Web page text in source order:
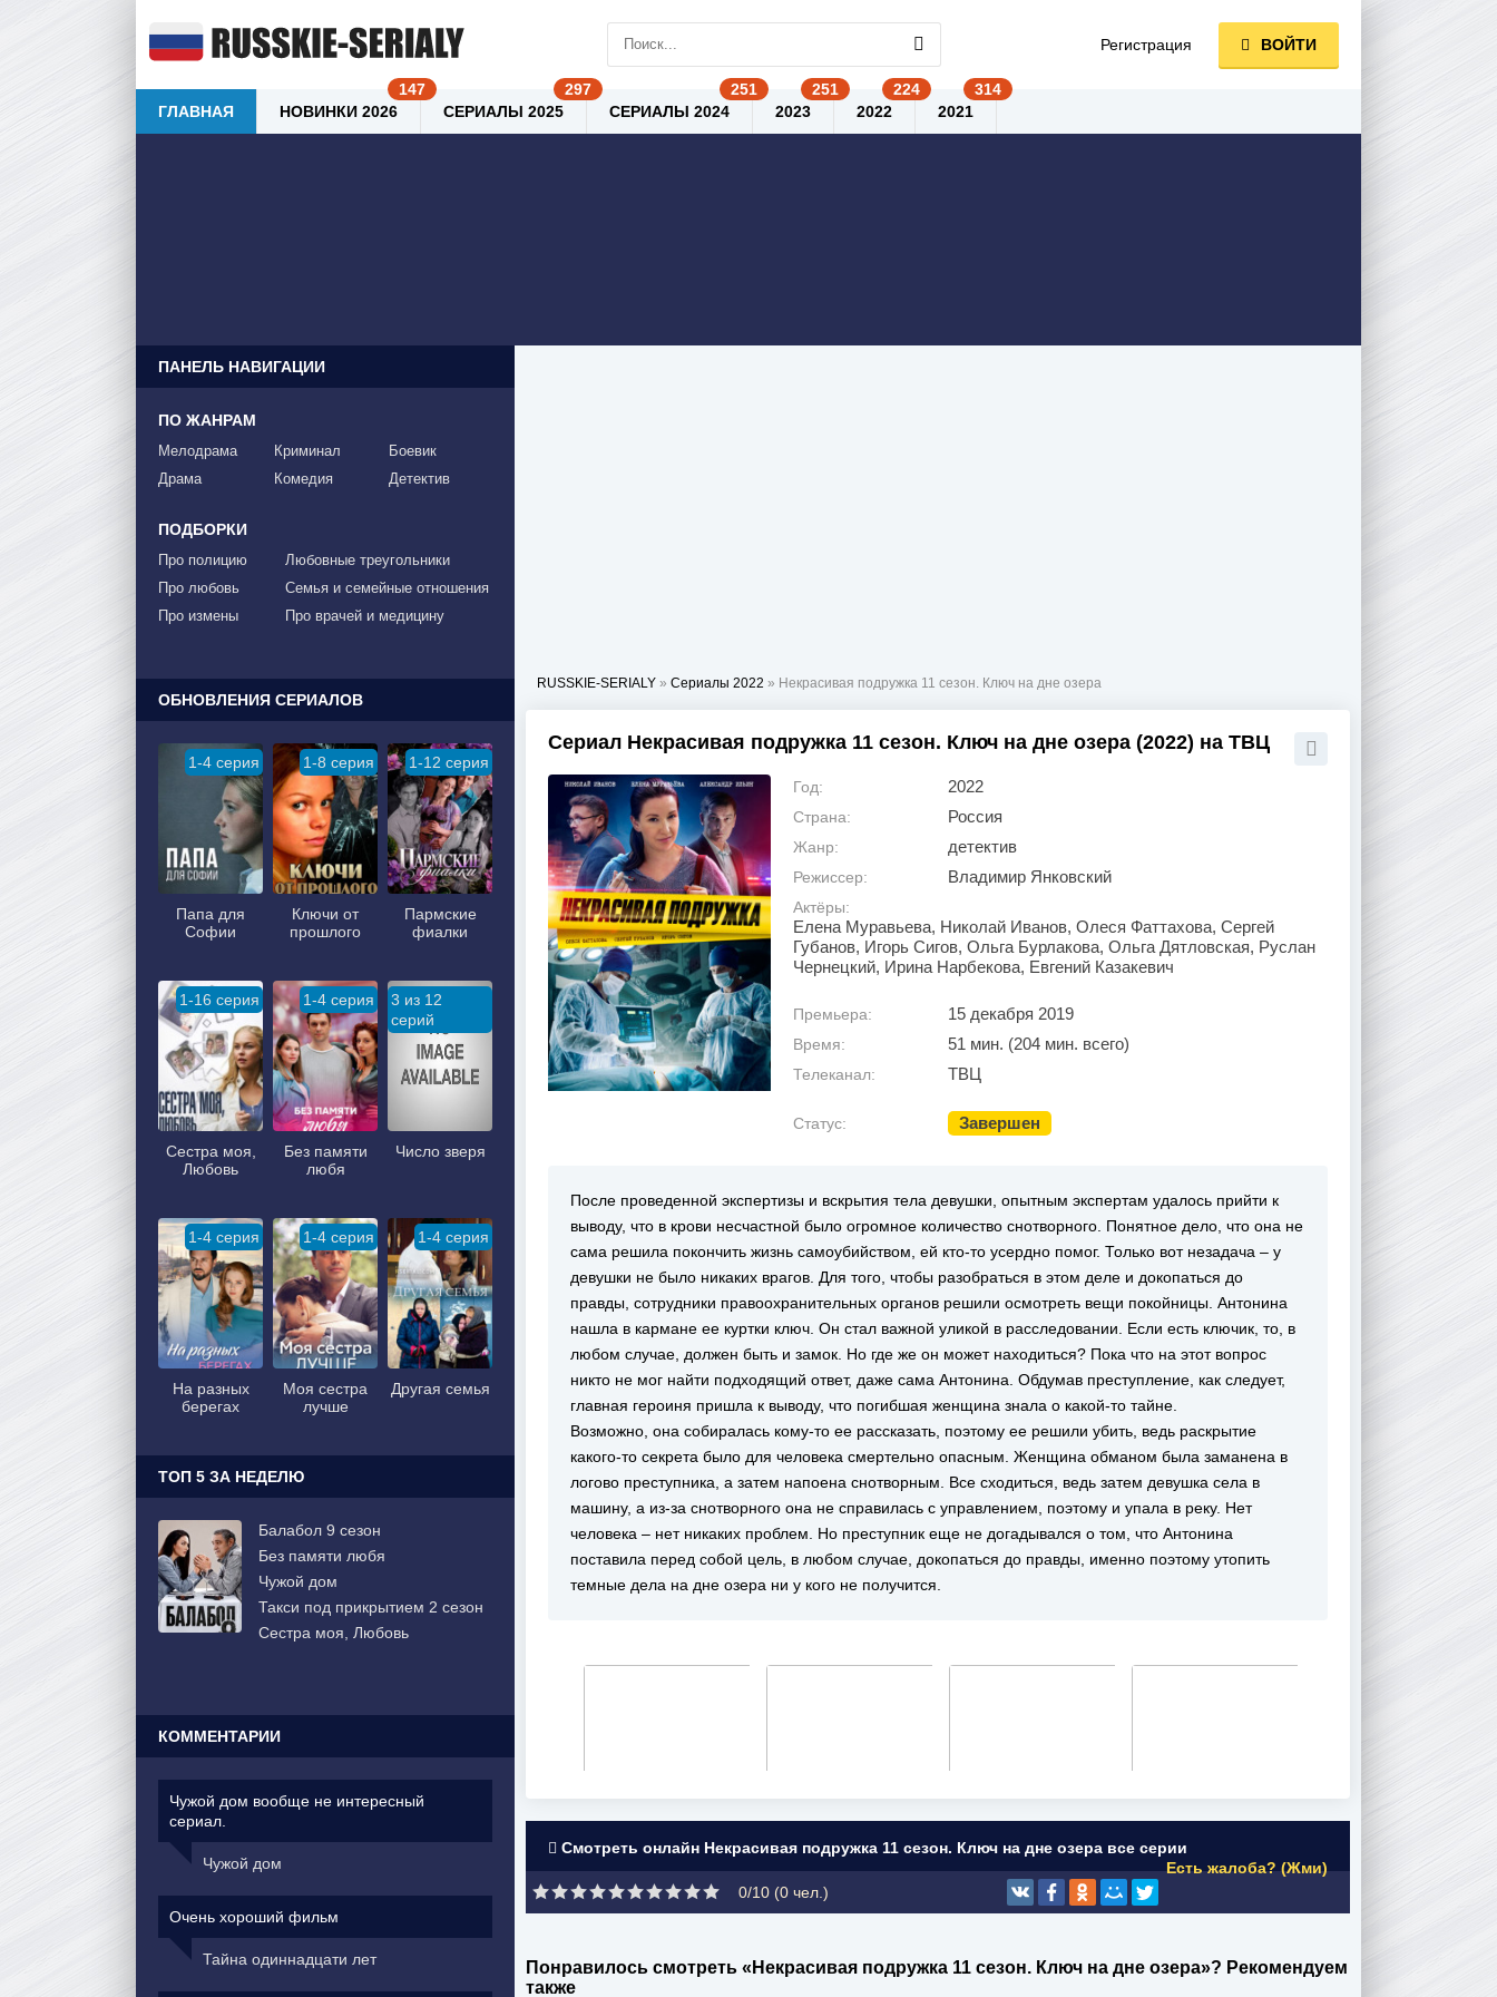
RUSSKIE-SERIALY » Сериалы 2022 » Некрасивая подружка 11 сезон. Ключ на дне озера
Сериал Некрасивая подружка 11 сезон. Ключ на дне озера (2022) на ТВЦ
Год: 2022
Страна: Россия
Жанр: детектив
Режиссер: Владимир Янковский
Актёры:
Елена Муравьева, Николай Иванов, Олеся Фаттахова, Сергей
Губанов, Игорь Сигов, Ольга Бурлакова, Ольга Дятловская, Руслан
Чернецкий, Ирина Нарбекова, Евгений Казакевич
Премьера: 15 декабря 2019
Время: 51 мин. (204 мин. всего)
Телеканал: ТВЦ
Статус: Завершен
После проведенной экспертизы и вскрытия тела девушки, опытным экспертам удалось прийти к
выводу, что в крови несчастной было огромное количество снотворного. Понятное дело, что она не
сама решила покончить жизнь самоубийством, ей кто-то усердно помог. Только вот незадача – у
девушки не было никаких врагов. Для того, чтобы разобраться в этом деле и докопаться до
правды, сотрудники правоохранительных органов решили осмотреть вещи покойницы. Антонина
нашла в кармане ее куртки ключ. Он стал важной уликой в расследовании. Если есть ключик, то, в
любом случае, должен быть и замок. Но где же он может находиться? Пока что на этот вопрос
никто не мог найти подходящий ответ, даже сама Антонина. Обдумав преступление, как следует,
главная героиня пришла к выводу, что погибшая женщина знала о какой-то тайне.
Возможно, она собиралась кому-то ее рассказать, поэтому ее решили убить, ведь раскрытие
какого-то секрета было для человека смертельно опасным. Женщина обманом была заманена в
логово преступника, а затем напоена снотворным. Все сходиться, ведь затем девушка села в
машину, а из-за снотворного она не справилась с управлением, поэтому и упала в реку. Нет
человека – нет никаких проблем. Но преступник еще не догадывался о том, что Антонина
поставила перед собой цель, в любом случае, докопаться до правды, именно поэтому утопить
темные дела на дне озера ни у кого не получится.
Смотреть онлайн Некрасивая подружка 11 сезон. Ключ на дне озера все серии
Есть жалоба? (Жми)
0/10 (0 чел.)
Понравилось смотреть «Некрасивая подружка 11 сезон. Ключ на дне озера»? Рекомендуем
также
ПАНЕЛЬ НАВИГАЦИИ
ПО ЖАНРАМ
Мелодрама
Драма
Криминал
Комедия
Боевик
Детектив
ПОДБОРКИ
Про полицию
Про любовь
Про измены
Любовные треугольники
Семья и семейные отношения
Про врачей и медицину
ОБНОВЛЕНИЯ СЕРИАЛОВ
1-4 серия
Папа для
Софии
1-8 серия
Ключи от
прошлого
1-12 серия
Пармские
фиалки
1-16 серия
Сестра моя,
Любовь
1-4 серия
Без памяти
любя
3 из 12
серий
Число зверя
1-4 серия
На разных
берегах
1-4 серия
Моя сестра
лучше
1-4 серия
Другая семья
ТОП 5 ЗА НЕДЕЛЮ
Балабол 9 сезон
Без памяти любя
Чужой дом
Такси под прикрытием 2 сезон
Сестра моя, Любовь
КОММЕНТАРИИ
Чужой дом вообще не интересный
сериал.
Чужой дом
Очень хороший фильм
Тайна одиннадцати лет
Регистрация ВОЙТИ
ГЛАВНАЯ НОВИНКИ 2026 СЕРИАЛЫ 2025 СЕРИАЛЫ 2024 2023 2022 2021